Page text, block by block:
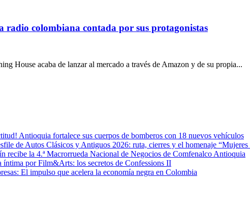
radio colombiana contada por sus protagonistas
House acaba de lanzar al mercado a través de Amazon y de su propia...
Antioquia fortalece sus cuerpos de bomberos con 18 nuevos vehículos
de Autos Clásicos y Antiguos 2026: ruta, cierres y el homenaje “Mujeres
recibe la 4.ª Macrorrueda Nacional de Negocios de Comfenalco Antioquia
por Film&Arts: los secretos de Confessions II
El impulso que acelera la economía negra en Colombia